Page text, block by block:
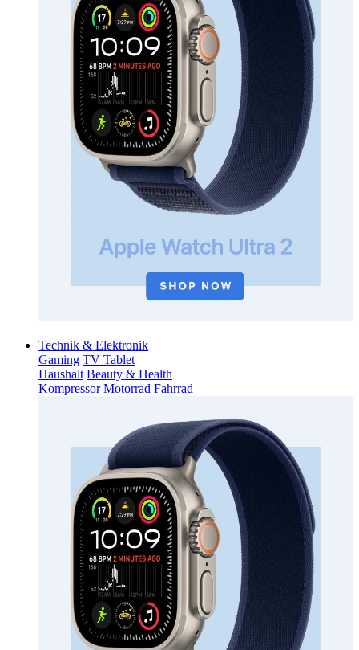
Technik & Elektronik
Gaming TV Tablet
Haushalt Beauty & Health
Kompressor Motorrad Fahrrad